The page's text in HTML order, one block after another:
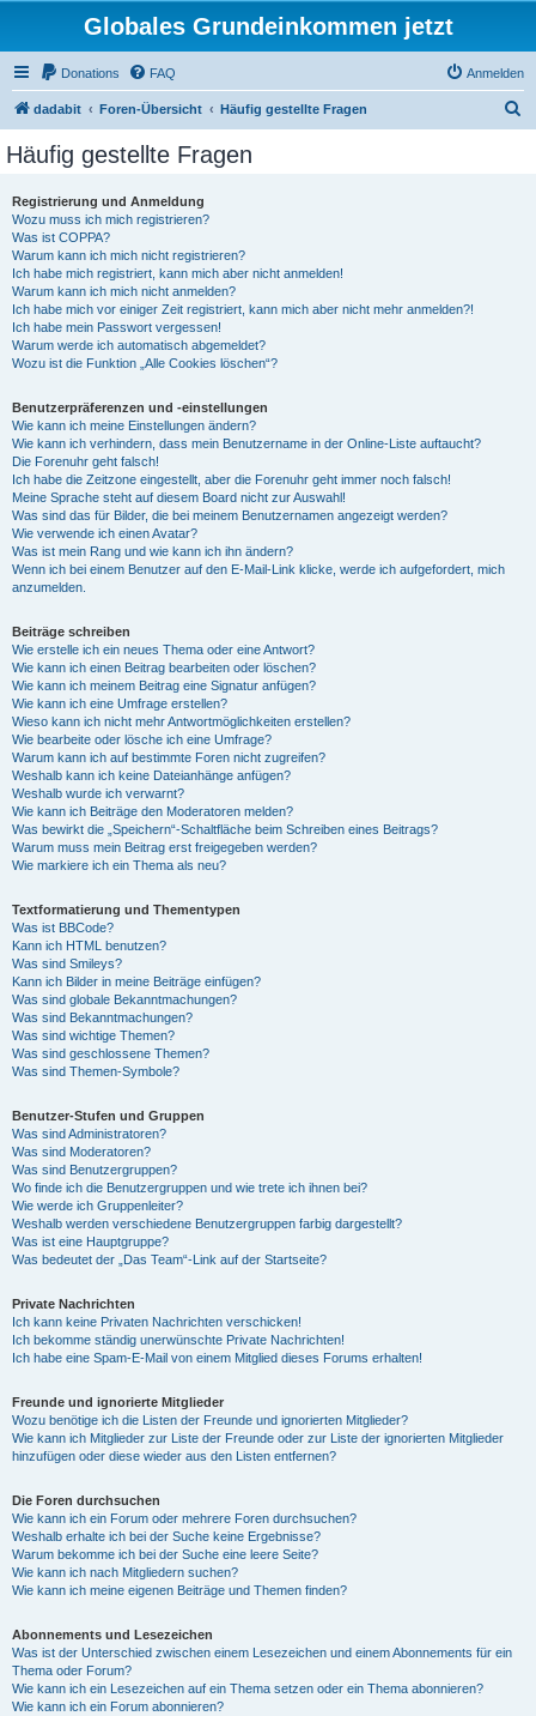
Globales Grundeinkommen jetzt
Donations FAQ Anmelden
dadabit Foren-Übersicht Häufig gestellte Fragen
Häufig gestellte Fragen
Registrierung und Anmeldung
Wozu muss ich mich registrieren?
Was ist COPPA?
Warum kann ich mich nicht registrieren?
Ich habe mich registriert, kann mich aber nicht anmelden!
Warum kann ich mich nicht anmelden?
Ich habe mich vor einiger Zeit registriert, kann mich aber nicht mehr anmelden?!
Ich habe mein Passwort vergessen!
Warum werde ich automatisch abgemeldet?
Wozu ist die Funktion „Alle Cookies löschen“?
Benutzerpräferenzen und -einstellungen
Wie kann ich meine Einstellungen ändern?
Wie kann ich verhindern, dass mein Benutzername in der Online-Liste auftaucht?
Die Forenuhr geht falsch!
Ich habe die Zeitzone eingestellt, aber die Forenuhr geht immer noch falsch!
Meine Sprache steht auf diesem Board nicht zur Auswahl!
Was sind das für Bilder, die bei meinem Benutzernamen angezeigt werden?
Wie verwende ich einen Avatar?
Was ist mein Rang und wie kann ich ihn ändern?
Wenn ich bei einem Benutzer auf den E-Mail-Link klicke, werde ich aufgefordert, mich
anzumelden.
Beiträge schreiben
Wie erstelle ich ein neues Thema oder eine Antwort?
Wie kann ich einen Beitrag bearbeiten oder löschen?
Wie kann ich meinem Beitrag eine Signatur anfügen?
Wie kann ich eine Umfrage erstellen?
Wieso kann ich nicht mehr Antwortmöglichkeiten erstellen?
Wie bearbeite oder lösche ich eine Umfrage?
Warum kann ich auf bestimmte Foren nicht zugreifen?
Weshalb kann ich keine Dateianhänge anfügen?
Weshalb wurde ich verwarnt?
Wie kann ich Beiträge den Moderatoren melden?
Was bewirkt die „Speichern“-Schaltfläche beim Schreiben eines Beitrags?
Warum muss mein Beitrag erst freigegeben werden?
Wie markiere ich ein Thema als neu?
Textformatierung und Thementypen
Was ist BBCode?
Kann ich HTML benutzen?
Was sind Smileys?
Kann ich Bilder in meine Beiträge einfügen?
Was sind globale Bekanntmachungen?
Was sind Bekanntmachungen?
Was sind wichtige Themen?
Was sind geschlossene Themen?
Was sind Themen-Symbole?
Benutzer-Stufen und Gruppen
Was sind Administratoren?
Was sind Moderatoren?
Was sind Benutzergruppen?
Wo finde ich die Benutzergruppen und wie trete ich ihnen bei?
Wie werde ich Gruppenleiter?
Weshalb werden verschiedene Benutzergruppen farbig dargestellt?
Was ist eine Hauptgruppe?
Was bedeutet der „Das Team“-Link auf der Startseite?
Private Nachrichten
Ich kann keine Privaten Nachrichten verschicken!
Ich bekomme ständig unerwünschte Private Nachrichten!
Ich habe eine Spam-E-Mail von einem Mitglied dieses Forums erhalten!
Freunde und ignorierte Mitglieder
Wozu benötige ich die Listen der Freunde und ignorierten Mitglieder?
Wie kann ich Mitglieder zur Liste der Freunde oder zur Liste der ignorierten Mitglieder
hinzufügen oder diese wieder aus den Listen entfernen?
Die Foren durchsuchen
Wie kann ich ein Forum oder mehrere Foren durchsuchen?
Weshalb erhalte ich bei der Suche keine Ergebnisse?
Warum bekomme ich bei der Suche eine leere Seite?
Wie kann ich nach Mitgliedern suchen?
Wie kann ich meine eigenen Beiträge und Themen finden?
Abonnements und Lesezeichen
Was ist der Unterschied zwischen einem Lesezeichen und einem Abonnements für ein
Thema oder Forum?
Wie kann ich ein Lesezeichen auf ein Thema setzen oder ein Thema abonnieren?
Wie kann ich ein Forum abonnieren?